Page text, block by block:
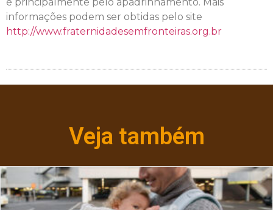
informações podem ser obtidas pelo site
http://www.fraternidadesemfronteiras.org.br
Veja também